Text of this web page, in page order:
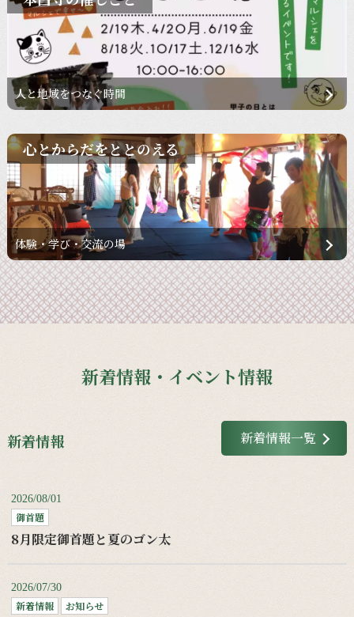
人と地域をつなぐ時間
心とからだをととのえる
体験・学び・交流の場
新着情報・イベント情報
新着情報 新着情報一覧
2026/08/01
御首題
8月限定御首題と夏のゴン太
2026/07/30
新着情報 お知らせ